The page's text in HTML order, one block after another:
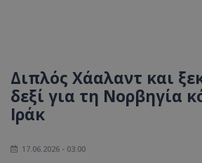
Διπλός Χάαλαντ και
δεξί για τη Νορβηγία
Ιράκ
17.06.2026 - 03:00